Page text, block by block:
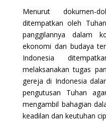
Menurut dokumen-
ditempatkan oleh
panggilannya dalam
ekonomi dan budaya
Indonesia
melaksanakan tugas
gereja di Indonesia
pengutusan Tuhan
mengambil bahagian
keadilan dan keutuhan